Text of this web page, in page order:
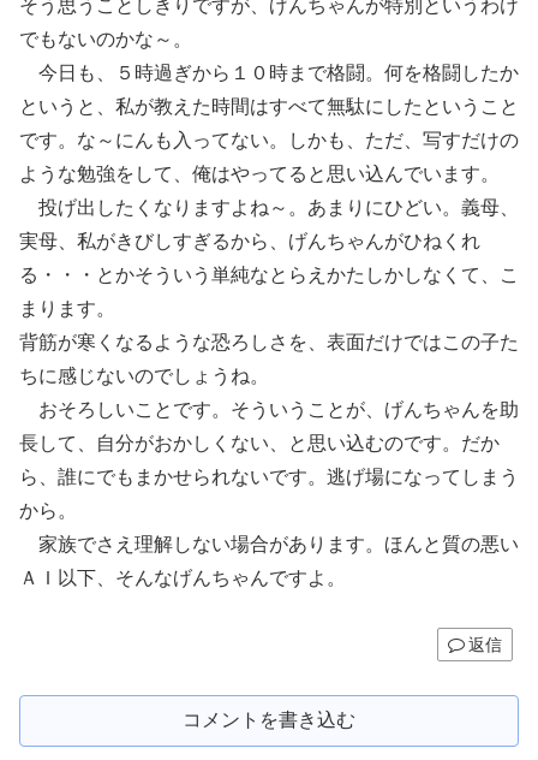
そう思うことしきりですが、げんちゃんが特別というわけ
でもないのかな～。
今日も、５時過ぎから１０時まで格闘。何を格闘したか
というと、私が教えた時間はすべて無駄にしたということ
です。な～にんも入ってない。しかも、ただ、写すだけの
ような勉強をして、俺はやってると思い込んでいます。
投げ出したくなりますよね～。あまりにひどい。義母、
実母、私がきびしすぎるから、げんちゃんがひねくれ
る・・・とかそういう単純なとらえかたしかしなくて、こ
まります。
背筋が寒くなるような恐ろしさを、表面だけではこの子た
ちに感じないのでしょうね。
おそろしいことです。そういうことが、げんちゃんを助
長して、自分がおかしくない、と思い込むのです。だか
ら、誰にでもまかせられないです。逃げ場になってしまう
から。
家族でさえ理解しない場合があります。ほんと質の悪い
ＡＩ以下、そんなげんちゃんですよ。
返信
コメントを書き込む